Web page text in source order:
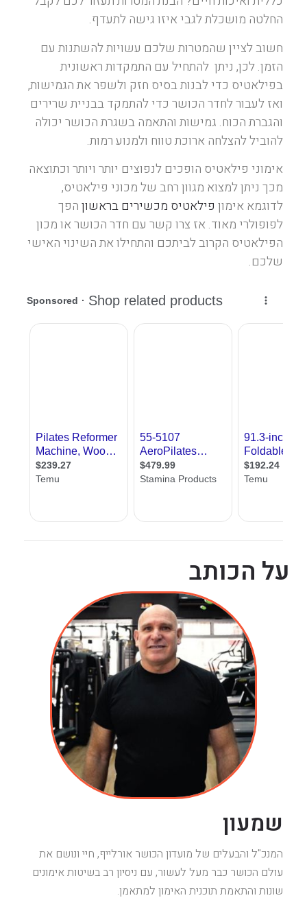
החלטה מושכלת לגבי איזו גישה לתעדף.
חשוב לציין שהמטרות שלכם עשויות להשתנות עם
הזמן. לכן, ניתן להתחיל עם התמקדות ראשונית
בפילאטיס כדי לבנות בסיס חזק ולשפר את הגמישות,
ואז לעבור לחדר הכושר כדי להתמקד בבניית שרירים
והגברת הכוח. גמישות והתאמה בשגרת הכושר יכולה
להוביל להצלחה ארוכת טווח ולמנוע רמות.
אימוני פילאטיס הופכים לנפוצים יותר ויותר וכתוצאה
מכך ניתן למצוא מגוון רחב של מכוני פילאטיס,
לדוגמא אימון פילאטיס מכשירים בראשוןהפך
לפופולרי מאוד. אז צרו קשר עם חדר הכושר או מכון
הפילאטיס הקרוב לביתכם והתחילו את השינוי האישי
שלכם.
על הכותב
שמעון
המנכ"ל והבעלים של מועדון הכושר אורלייף, חיי ונושם את
עולם הכושר כבר מעל לעשור, עם ניסיון רב בשיטות אימונים
שונות והתאמת תוכנית האימון למתאמן.